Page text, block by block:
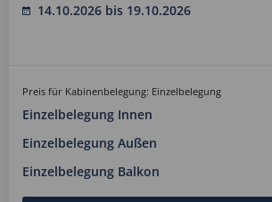
14.10.2026 bis 19.10.2026
Preis für Kabinenbelegung: Einzelbelegung
Einzelbelegung Innen
Einzelbelegung Außen
Einzelbelegung Balkon